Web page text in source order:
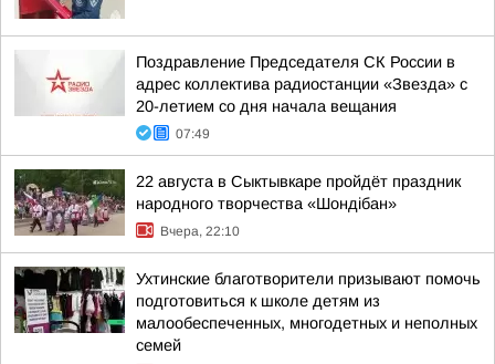
Поздравление Председателя СК России в
адрес коллектива радиостанции «Звезда» с
20-летием со дня начала вещания
07:49
22 августа в Сыктывкаре пройдёт праздник
народного творчества «Шондібан»
Вчера, 22:10
Ухтинские благотворители призывают помочь
подготовиться к школе детям из
малообеспеченных, многодетных и неполных
семей